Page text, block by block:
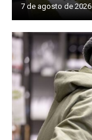
7 de agosto de 2026